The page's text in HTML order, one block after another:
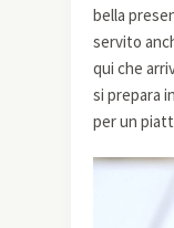
bella
servito
qui che
si prepara
per un